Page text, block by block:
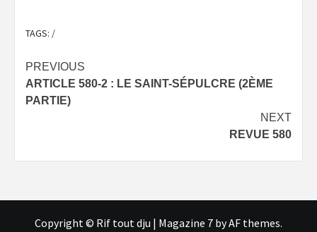
TAGS: /
Post
navigation
PREVIOUS
ARTICLE 580-2 : LE SAINT-SÉPULCRE (2ÈME
PARTIE)
NEXT
REVUE 580
Copyright © Rif tout dju | Magazine 7 by AF themes.